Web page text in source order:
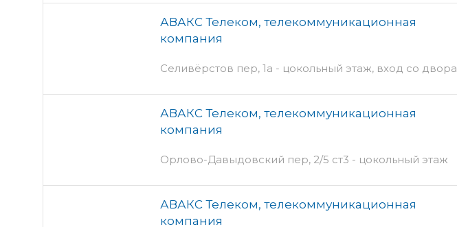
АВАКС Телеком, телекоммуникационная
компания
Селивёрстов пер, 1а - цокольный этаж, вход со двора
АВАКС Телеком, телекоммуникационная
компания
Орлово-Давыдовский пер, 2/5 ст3 - цокольный этаж
АВАКС Телеком, телекоммуникационная
компания